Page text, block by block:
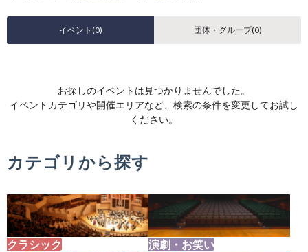
イベント(0) 団体・グループ(0)
お探しのイベントは見つかりませんでした。
イベントカテゴリや開催エリアなど、検索の条件を変更してお試し
ください。
カテゴリから探す
クラシック 演劇・お笑い